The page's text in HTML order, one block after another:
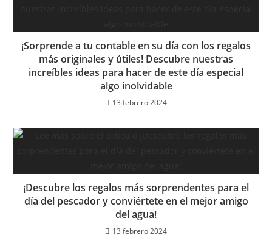
¡Sorprende a tu contable en su día con los regalos
más originales y útiles! Descubre nuestras
increíbles ideas para hacer de este día especial
algo inolvidable
13 febrero 2024
¡Descubre los regalos más sorprendentes para el
día del pescador y conviértete en el mejor amigo
del agua!
13 febrero 2024